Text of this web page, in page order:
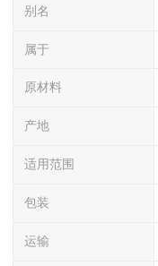
别名
属于
原材料
产地
适用范围
包装
运输